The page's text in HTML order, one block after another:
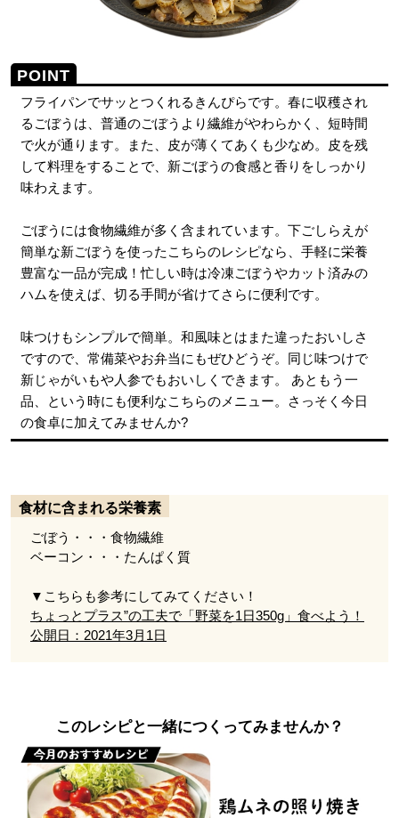
フライパンでサッとつくれるきんぴらです。春に収穫され
るごぼうは、普通のごぼうより繊維がやわらかく、短時間
で火が通ります。また、皮が薄くてあくも少なめ。皮を残
して料理をすることで、新ごぼうの食感と香りをしっかり
味わえます。
ごぼうには食物繊維が多く含まれています。下ごしらえが
簡単な新ごぼうを使ったこちらのレシピなら、手軽に栄養
豊富な一品が完成！忙しい時は冷凍ごぼうやカット済みの
ハムを使えば、切る手間が省けてさらに便利です。
味つけもシンプルで簡単。和風味とはまた違ったおいしさ
ですので、常備菜やお弁当にもぜひどうぞ。同じ味つけで
新じゃがいもや人参でもおいしくできます。 あともう一
品、という時にも便利なこちらのメニュー。さっそく今日
の食卓に加えてみませんか?
食材に含まれる栄養素
ごぼう・・・食物繊維
ベーコン・・・たんぱく質
▼こちらも参考にしてみてください！
ちょっとプラス”の工夫で「野菜を1日350g」食べよう！
公開日：2021年3月1日
このレシピと一緒につくってみませんか？